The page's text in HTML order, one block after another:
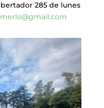
285 de lunes